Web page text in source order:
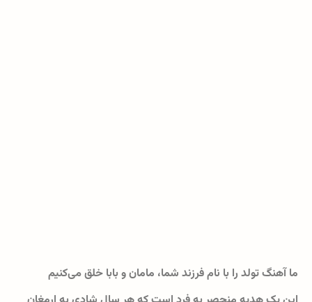
ما آهنگ تولد را با نام فرزند شما، مامان و بابا خلق می‌کنیم